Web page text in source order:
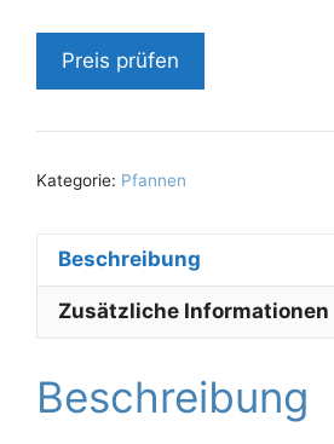
Preis prüfen
Kategorie: Pfannen
Beschreibung
Zusätzliche Informationen
Beschreibung